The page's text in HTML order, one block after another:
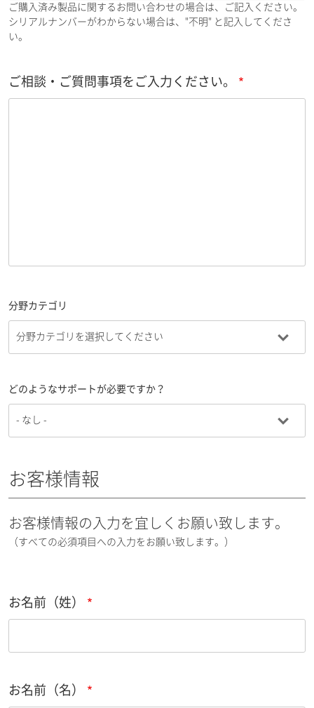
ご購入済み製品に関するお問い合わせの場合は、ご記入ください。
シリアルナンバーがわからない場合は、"不明" と記入してくださ
い。
ご相談・ご質問事項をご入力ください。
分野カテゴリ
どのようなサポートが必要ですか？
お客様情報
お客様情報の入力を宜しくお願い致します。
（すべての必須項目への入力をお願い致します。）
お名前（姓）
お名前（名）